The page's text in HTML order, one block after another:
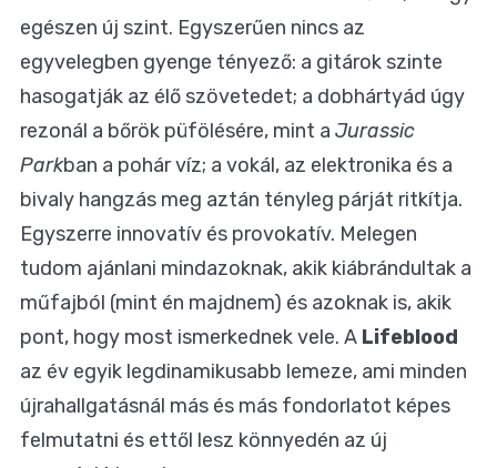
egészen új szint. Egyszerűen nincs az
egyvelegben gyenge tényező: a gitárok szinte
hasogatják az élő szövetedet; a dobhártyád úgy
rezonál a bőrök püfölésére, mint a Jurassic
Parkban a pohár víz; a vokál, az elektronika és a
bivaly hangzás meg aztán tényleg párját ritkítja.
Egyszerre innovatív és provokatív. Melegen
tudom ajánlani mindazoknak, akik kiábrándultak a
műfajból (mint én majdnem) és azoknak is, akik
pont, hogy most ismerkednek vele. A Lifeblood
az év egyik legdinamikusabb lemeze, ami minden
újrahallgatásnál más és más fondorlatot képes
felmutatni és ettől lesz könnyedén az új